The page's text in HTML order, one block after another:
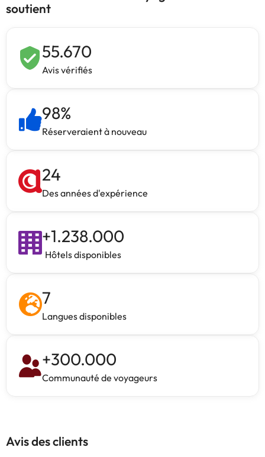
soutient
55.670
Avis vérifiés
98%
Réserveraient à nouveau
24
Des années d'expérience
+1.238.000
Hôtels disponibles
7
Langues disponibles
+300.000
Communauté de voyageurs
Avis des clients